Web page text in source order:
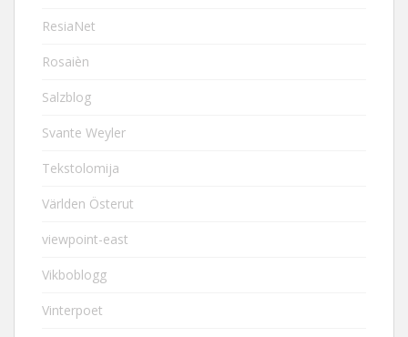
ResiaNet
Rosaièn
Salzblog
Svante Weyler
Tekstolomija
Världen Österut
viewpoint-east
Vikboblogg
Vinterpoet